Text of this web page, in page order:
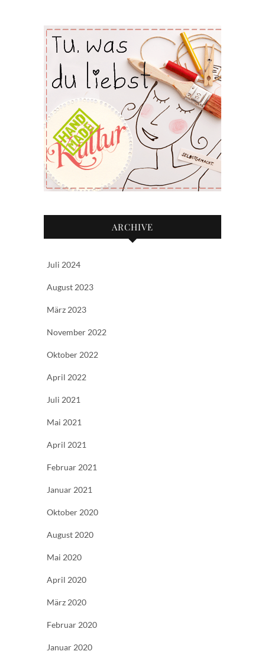
ARCHIVE
Juli 2024
August 2023
März 2023
November 2022
Oktober 2022
April 2022
Juli 2021
Mai 2021
April 2021
Februar 2021
Januar 2021
Oktober 2020
August 2020
Mai 2020
April 2020
März 2020
Februar 2020
Januar 2020